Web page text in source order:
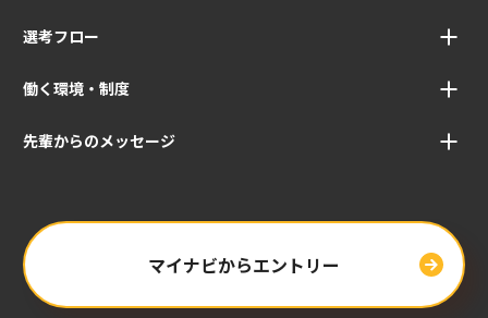
選考フロー
働く環境・制度
先輩からのメッセージ
マイナビからエントリー